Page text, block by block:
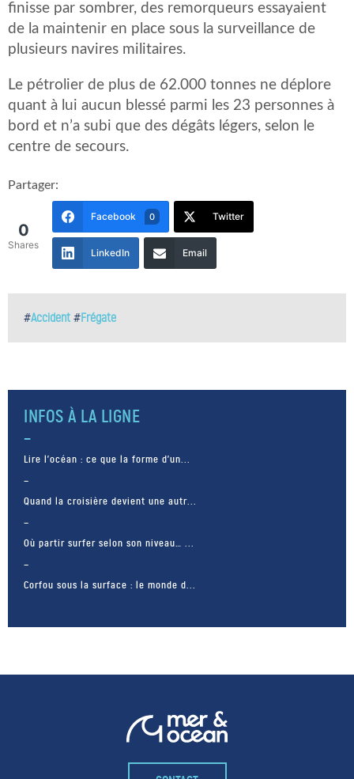
finisse par sombrer, des remorqueurs essayaient
de la maintenir en place sous la surveillance de
plusieurs navires militaires.
Le pétrolier de plus de 62.000 tonnes ne déplore
quant à lui aucun blessé parmi les 23 personnes à
bord et n’a subi que des dégâts légers, selon le
centre de secours.
Partager:
0
Shares
Facebook 0 Twitter
LinkedIn Email
#Accident #Frégate
INFOS À LA LIGNE
Lire l’océan : ce que la forme d’un...
Quand la croisière devient une autr...
Où partir surfer selon son niveau… ...
Corfou sous la surface : le monde d...